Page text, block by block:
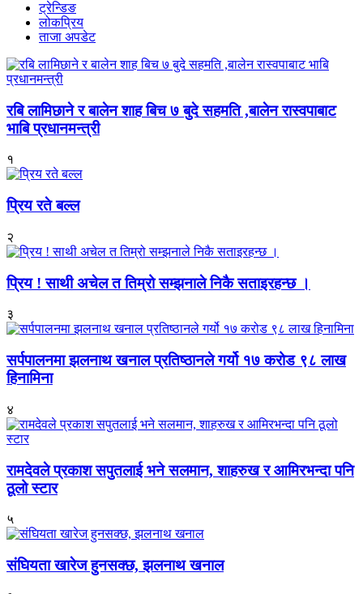
ट्रेन्डिङ
लोकप्रिय
ताजा अपडेट
रबि लामिछाने र बालेन शाह बिच ७ बुदे सहमति ,बालेन रास्वपाबाट
भाबि प्रधानमन्त्री
१
प्रिय रते बल्ल
२
प्रिय ! साथी अचेल त तिम्रो सम्झनाले निकै सताइरहन्छ ।
३
सर्पपालनमा झलनाथ खनाल प्रतिष्ठानले गर्यो १७ करोड ९८ लाख
हिनामिना
४
रामदेवले प्रकाश सपुतलाई भने सलमान, शाहरुख र आमिरभन्दा पनि
ठूलो स्टार
५
संघियता खारेज हुनसक्छ, झलनाथ खनाल